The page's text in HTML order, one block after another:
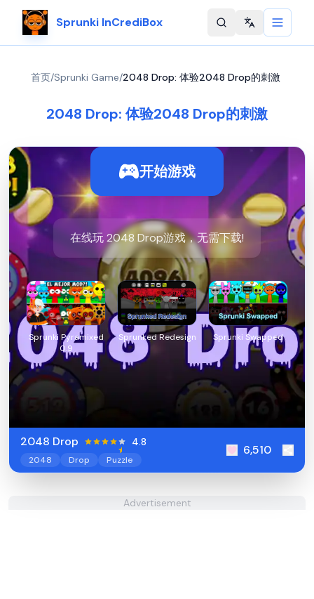
Sprunki InCrediBox Change
首页/Sprunki Game/2048 Drop: 体验2048 Drop的刺激
2048 Drop: 体验2048 Drop的刺激
开始游戏
在线玩 2048 Drop游戏，无需下载!
Sprunki Pyramixed
0.9
Sprunked Redesign Sprunki Swapped
2048 Drop 4.8
2048 Drop Puzzle
6,510
Advertisement